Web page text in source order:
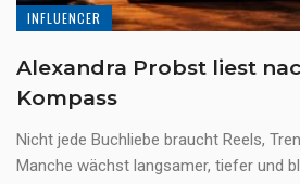
INFLUENCER
Alexandra Probst liest
Kompass
Nicht jede Buchliebe braucht Reels,
Manche wächst langsamer, tiefer und